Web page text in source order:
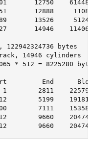
61448593+   7  HPFS/
1108453+  82  Linux
5124703+  83
14946    11406116
bytes
14946 cylinders
* 512 = 8225280
End      Blocks
22579326   a5
5199    19181610   83
15358140   bf  Solaris
20474842+   5